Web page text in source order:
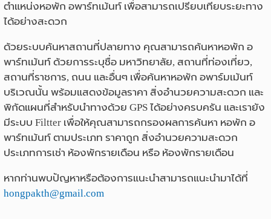
ตำแหน่งหอพัก อพาร์ทเม้นท์ เพื่อสามารถเปรียบเทียบระยะทาง
ได้อย่างสะดวก
ด้วยระบบค้นหาสถานที่ปลายทาง คุณสามารถค้นหาหอพัก อ
พาร์ทเม้นท์ ด้วยการระบุชื่อ มหาวิทยาลัย, สถานที่ท่องเที่ยว,
สถานที่ราชการ, ถนน และอื่นๆ เพื่อค้นหาหอพัก อพาร์มเม้นท์
บริเวณนั้น พร้อมแสดงข้อมูลราคา สิ่งอำนวยความสะดวก และ
พิกัดแผนที่สำหรับนำทางด้วย GPS ได้อย่างครบครัน และเรายัง
มีระบบ Filtter เพื่อให้คุณสามารถกรองผลการค้นหา หอพัก อ
พาร์ทเม้นท์ ตามประเภท ราคาถูก สิ่งอำนวยความสะดวก
ประเภทการเช่า ห้องพักรายเดือน หรือ ห้องพักรายเดือน
หากท่านพบปัญหาหรือต้องการแนะนำสามารถแนะนำมาได้ที่
hongpakth@gmail.com